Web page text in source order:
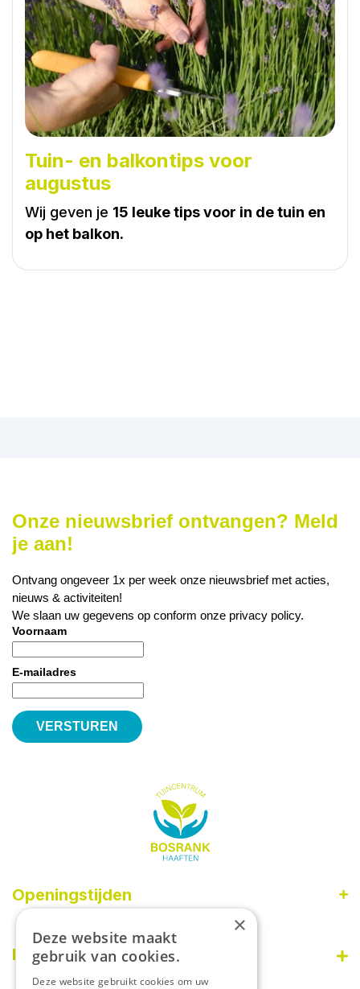
Tuin- en balkontips voor
augustus
Wij geven je 15 leuke tips voor in de tuin en
op het balkon.
Onze nieuwsbrief ontvangen? Meld
je aan!
Ontvang ongeveer 1x per week onze nieuwsbrief met acties,
nieuws & activiteiten!
We slaan uw gegevens op conform onze privacy policy.
Voornaam
E-mailadres
Openingstijden
Dinsdag
09:00 - 18:00
Woensdag
09:00 - 18:00
Donderdag
Informatie
×
Deze website maakt
gebruik van cookies.
Deze website gebruikt cookies om uw